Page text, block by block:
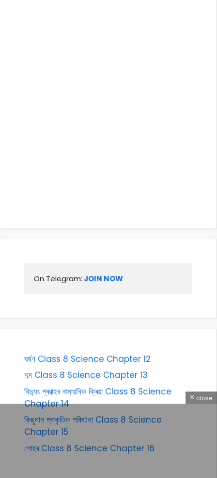
On Telegram: JOIN NOW
ঘৰ্ষণ Class 8 Science Chapter 12
শব্দ Class 8 Science Chapter 13
বিদ্যুৎ প্ৰৱাহৰ ৰাসায়নিক ক্ৰিয়া Class 8 Science
Chapter 14
কিছুমান প্ৰাকৃতিক পৰিঘটনা Class 8 Science
Chapter 15
পোহৰ Class 8 Science Chapter 16
close